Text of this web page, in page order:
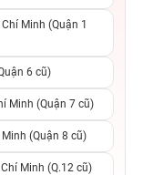
Minh (Quận 1
6 cũ)
Minh (Quận 7 cũ)
(Quận 8 cũ)
Minh (Q.12 cũ)